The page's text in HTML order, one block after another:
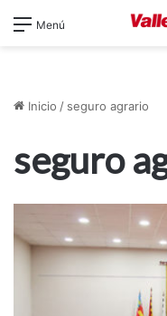
Menú
Inicio / seguro agrario
seguro